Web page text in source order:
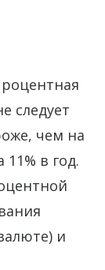
следует
чем на
в год.
и